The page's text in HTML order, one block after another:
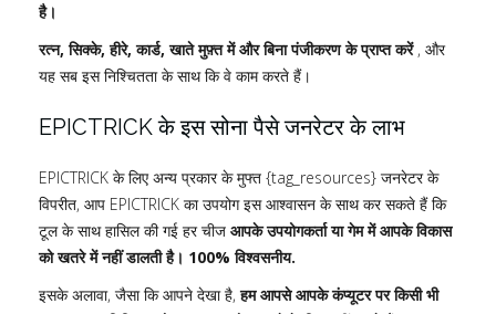
है।
रत्न, सिक्के, हीरे, कार्ड, खाते मुफ़्त में और बिना पंजीकरण के प्राप्त करें, और
यह सब इस निश्चितता के साथ कि वे काम करते हैं।
EPICTRICK के इस सोना पैसे जनरेटर के लाभ
EPICTRICK के लिए अन्य प्रकार के मुफ्त {tag_resources} जनरेटर के
विपरीत, आप EPICTRICK का उपयोग इस आश्वासन के साथ कर सकते हैं कि
टूल के साथ हासिल की गई हर चीज आपके उपयोगकर्ता या गेम में आपके विकास
को खतरे में नहीं डालती है। 100% विश्वसनीय.
इसके अलावा, जैसा कि आपने देखा है,हम आपसे आपके कंप्यूटर पर किसी भी